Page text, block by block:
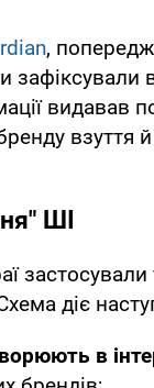
,
видавав
взуття
ШІ
застосували
діє
в